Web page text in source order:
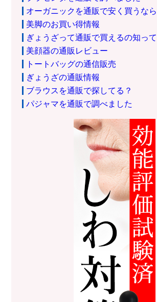
オーガニックを通販で安く買うなら
美脚のお買い得情報
ぎょうざって通販で買えるの知っ
美顔器の通販レビュー
トートバッグの通信販売
ぎょうざの通販情報
ブラウスを通販で探してる？
パジャマを通販で調べました